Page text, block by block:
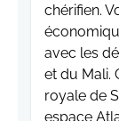
chérifien.
avec les
et du Mali.
royale de
espace